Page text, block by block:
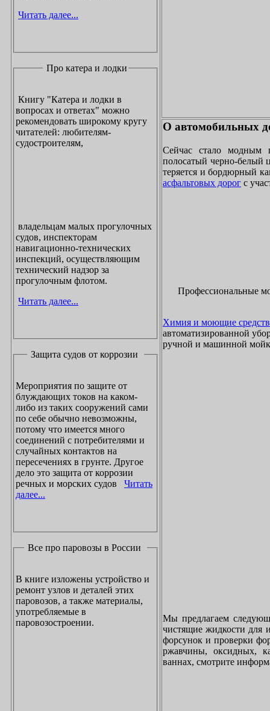
Читать далее...
Про катера и лодки
Книгу "Катера и лодки в
вопросах и ответах" можно
рекомендовать широкому кругу
читателей: любителям-
судостроителям,
владельцам малых прогулочных
судов, инспекторам
навигационно-технических
инспекций, осуществляющим
технический надзор за
прогулочным флотом.
Читать далее...
Защита судов от коррозии
Мероприятия по защите от
блуждающих токов на каком-
либо из таких сооружений сами
по себе обычно невозможны,
потому что имеется много
соединений с потребителями и
случайных контактов на
пересечениях в грунте. Другое
дело это защита от коррозии
речных и морских судов Читать
далее...
Все про паровозы в России
В книге изложены устройство и
ремонт узлов и деталей этих
паровозов, а также материалы,
употребляемые в
паровозостроении.
О автомобильных
Сейчас стало модным
полосатый черно-белый
теряется и бордюрный
асфальтовых дорог с
Профессиональные
Химия и моющие
автоматизированной
ручной и машинной
Мы предлагаем
чистящие жидкости для
форсунок и проверки
ржавчины, оксидных,
ваннах, смотрите